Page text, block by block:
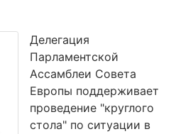
Делегация
Парламентской
Ассамблеи Совета
Европы поддерживает
проведение "круглого
стола" по ситуации в